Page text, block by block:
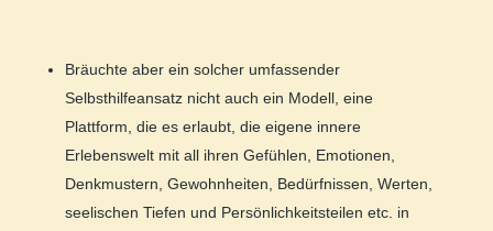
Bräuchte aber ein solcher umfassender
Selbsthilfeansatz nicht auch ein Modell, eine
Plattform, die es erlaubt, die eigene innere
Erlebenswelt mit all ihren Gefühlen, Emotionen,
Denkmustern, Gewohnheiten, Bedürfnissen, Werten,
seelischen Tiefen und Persönlichkeitsteilen etc. in